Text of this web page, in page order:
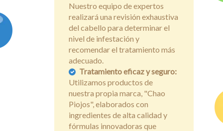
Nuestro equipo de expertos
realizará una revisión exhaustiva
del cabello para determinar el
nivel de infestación y
recomendar el tratamiento más
adecuado.
Tratamiento eficaz y seguro:
Utilizamos productos de
nuestra propia marca, "Chao
Piojos", elaborados con
ingredientes de alta calidad y
fórmulas innovadoras que